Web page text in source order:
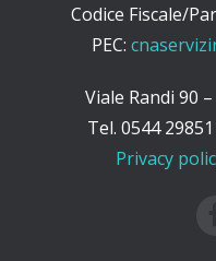
Codice Fiscale/
PEC:
Viale Randi 90
Tel. 0544
Privacy